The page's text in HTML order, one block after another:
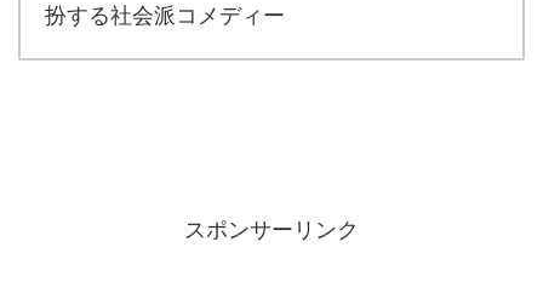
扮する社会派コメディー
スポンサーリンク